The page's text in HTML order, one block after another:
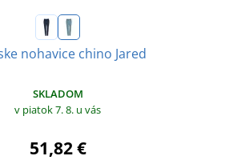
nohavice chino Jared
SKLADOM
v piatok 7. 8. u vás
51,82 €